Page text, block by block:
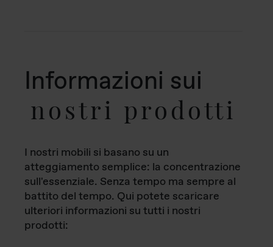
Informazioni sui
nostri prodotti
I nostri mobili si basano su un
atteggiamento semplice: la concentrazione
sull'essenziale. Senza tempo ma sempre al
battito del tempo. Qui potete scaricare
ulteriori informazioni su tutti i nostri
prodotti: